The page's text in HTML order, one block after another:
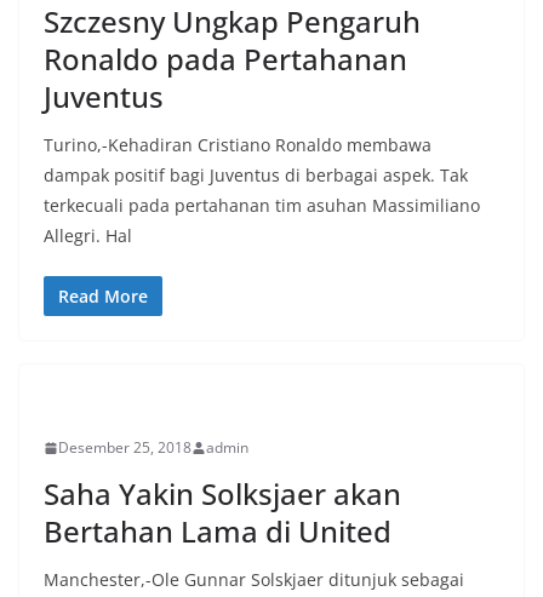
Szczesny Ungkap Pengaruh
Ronaldo pada Pertahanan
Juventus
Turino,-Kehadiran Cristiano Ronaldo membawa
dampak positif bagi Juventus di berbagai aspek. Tak
terkecuali pada pertahanan tim asuhan Massimiliano
Allegri. Hal
Read More
Desember 25, 2018 admin
Saha Yakin Solksjaer akan
Bertahan Lama di United
Manchester,-Ole Gunnar Solskjaer ditunjuk sebagai